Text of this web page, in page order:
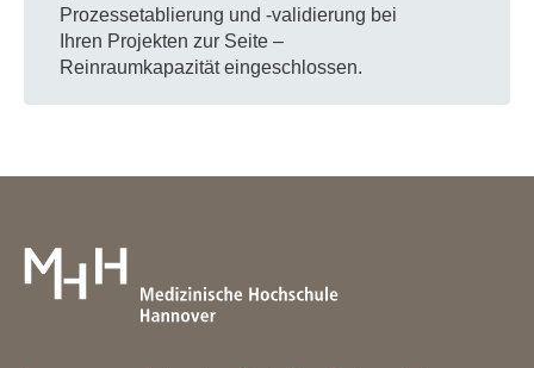
Prozessetablierung und -validierung bei
Ihren Projekten zur Seite –
Reinraumkapazität eingeschlossen.